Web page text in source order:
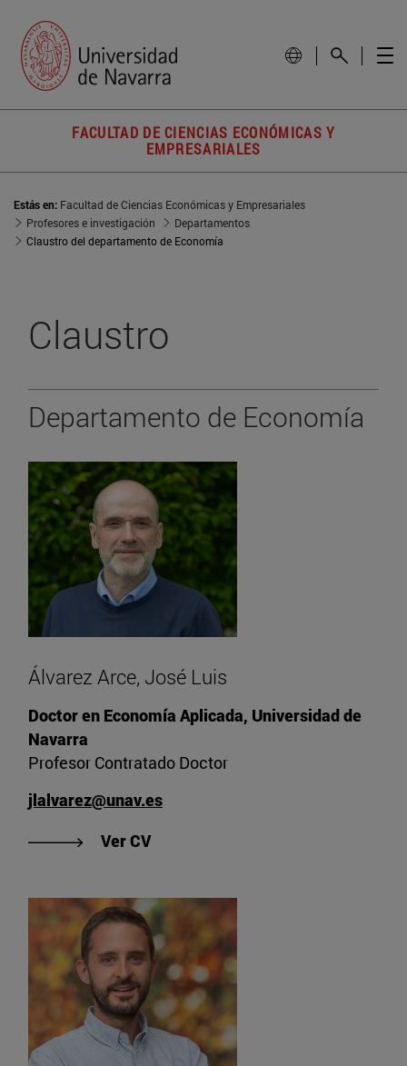
FACULTAD DE CIENCIAS ECONÓMICAS Y
EMPRESARIALES
Estás en: Facultad de Ciencias Económicas y Empresariales
Profesores e investigación
Departamentos
Claustro del departamento de Economía
Claustro
Departamento de Economía
Álvarez Arce, José Luis
Doctor en Economía Aplicada, Universidad de
Navarra
Profesor Contratado Doctor
jlalvarez@unav.es
Ver CV"Ver CV de Álvarez Arce, José Luis"